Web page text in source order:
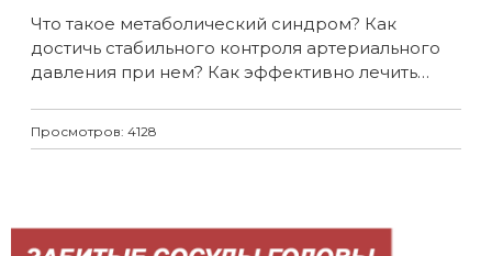
Что такое метаболический синдром? Как
достичь стабильного контроля артериального
давления при нем? Как эффективно лечить
Просмотров: 4128